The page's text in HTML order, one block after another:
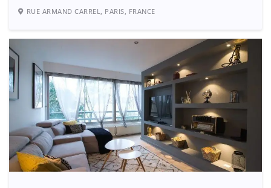
RUE ARMAND CARREL, PARIS, FRANCE